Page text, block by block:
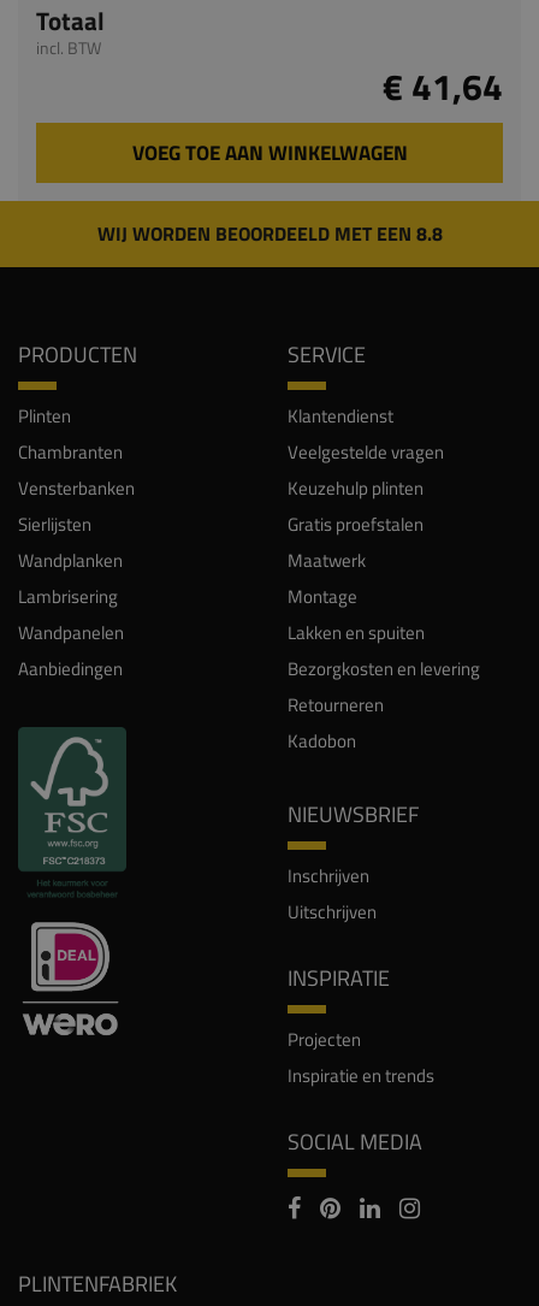
Totaal
incl. BTW
€ 41,64
VOEG TOE AAN WINKELWAGEN
WIJ WORDEN BEOORDEELD MET EEN 8.8
PRODUCTEN
Plinten
Chambranten
Vensterbanken
Sierlijsten
Wandplanken
Lambrisering
Wandpanelen
Aanbiedingen
SERVICE
Klantendienst
Veelgestelde vragen
Keuzehulp plinten
Gratis proefstalen
Maatwerk
Montage
Lakken en spuiten
Bezorgkosten en levering
Retourneren
Kadobon
NIEUWSBRIEF
Inschrijven
Uitschrijven
INSPIRATIE
Projecten
Inspiratie en trends
SOCIAL MEDIA
PLINTENFABRIEK